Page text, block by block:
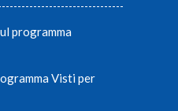
programma
Visti per